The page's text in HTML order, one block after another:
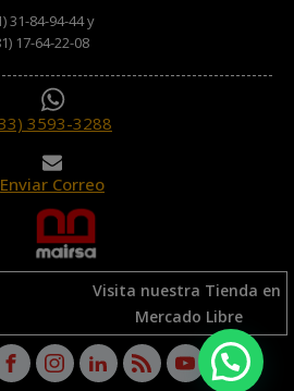
31-84-94-44 y
17-64-22-08
3593-3288
Enviar Correo
Visita nuestra Tienda en
Mercado Libre